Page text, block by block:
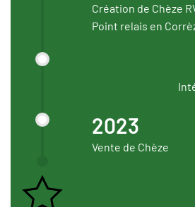
Création de Chèze
Point relais en
2023
Vente de Chèze